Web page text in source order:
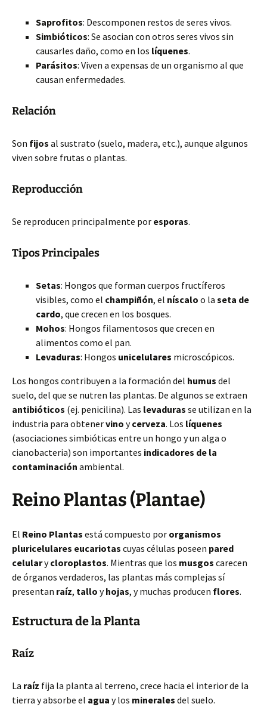
Saprofitos: Descomponen restos de seres vivos.
Simbióticos: Se asocian con otros seres vivos sin
causarles daño, como en los líquenes.
Parásitos: Viven a expensas de un organismo al que
causan enfermedades.
Relación
Son fijos al sustrato (suelo, madera, etc.), aunque algunos
viven sobre frutas o plantas.
Reproducción
Se reproducen principalmente por esporas.
Tipos Principales
Setas: Hongos que forman cuerpos fructíferos
visibles, como el champiñón, el níscalo o la seta de
cardo, que crecen en los bosques.
Mohos: Hongos filamentosos que crecen en
alimentos como el pan.
Levaduras: Hongos unicelulares microscópicos.
Los hongos contribuyen a la formación del humus del
suelo, del que se nutren las plantas. De algunos se extraen
antibióticos (ej. penicilina). Las levaduras se utilizan en la
industria para obtenervino ycerveza. Los líquenes
(asociaciones simbióticas entre un hongo y un alga o
cianobacteria) son importantes indicadores de la
contaminación ambiental.
Reino Plantas (Plantae)
El Reino Plantas está compuesto por organismos
pluricelulares eucariotas cuyas células poseen pared
celularycloroplastos. Mientras que los musgos carecen
de órganos verdaderos, las plantas más complejas sí
presentan raíz, tallo yhojas, y muchas producen flores.
Estructura de la Planta
Raíz
La raíz fija la planta al terreno, crece hacia el interior de la
tierra y absorbe el agua y los minerales del suelo.